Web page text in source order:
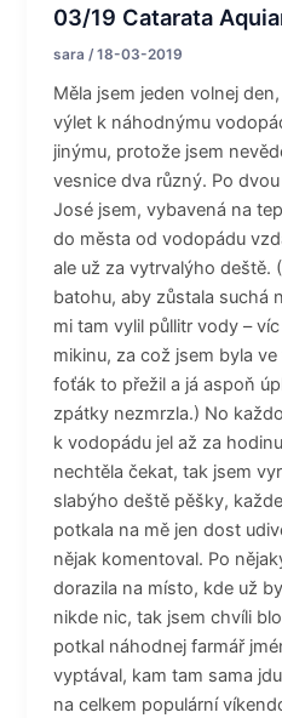
03/19 Catarata
sara /18-03-2019
Měla jsem jeden volnej
výlet k náhodnýmu
jinýmu, protože jsem
vesnice dva různý. Po
José jsem, vybavená na
do města od vodopádu
ale už za vytrvalýho deště.
batohu, aby zůstala suchá
mi tam vylil půllitr vody –
mikinu, za což jsem byla
foťák to přežil a já aspoň
zpátky nezmrzla.) No
k vodopádu jel až za
nechtěla čekat, tak jsem
slabýho deště pěšky,
potkala na mě jen dost
nějak komentoval. Po
dorazila na místo, kde už
nikde nic, tak jsem chvíli
potkal náhodnej farmář
vyptával, kam tam sama
na celkem populární